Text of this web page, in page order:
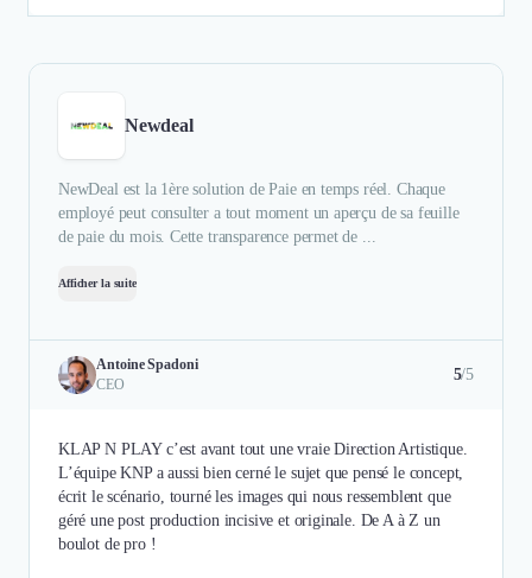
Newdeal
NewDeal est la 1ère solution de Paie en temps réel. Chaque
employé peut consulter a tout moment un aperçu de sa feuille
de paie du mois. Cette transparence permet de ...
Afficher la suite
Antoine Spadoni
CEO
5/5
KLAP N PLAY c’est avant tout une vraie Direction Artistique.
L’équipe KNP a aussi bien cerné le sujet que pensé le concept,
écrit le scénario, tourné les images qui nous ressemblent que
géré une post production incisive et originale. De A à Z un
boulot de pro !